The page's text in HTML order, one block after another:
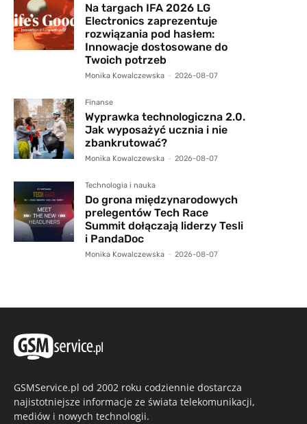
Na targach IFA 2026 LG
Electronics zaprezentuje
rozwiązania pod hasłem:
Innowacje dostosowane do
Twoich potrzeb
Monika Kowalczewska - 2026-08-07
Finanse
Wyprawka technologiczna 2.0.
Jak wyposażyć ucznia i nie
zbankrutować?
Monika Kowalczewska - 2026-08-07
Technologia i nauka
Do grona międzynarodowych
prelegentów Tech Race
Summit dołączają liderzy Tesli
i PandaDoc
Monika Kowalczewska - 2026-08-07
GSMService.pl od 2002 roku codziennie dostarcza
najistotniejsze informacje ze świata telekomunikacji,
mediów i nowych technologii.